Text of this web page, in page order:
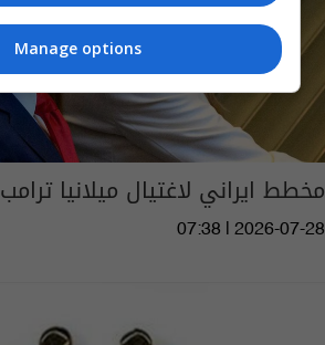
مخطط ايراني لاغتيال ميلانيا ترامب
07:38 | 2026-07-28
Manage options